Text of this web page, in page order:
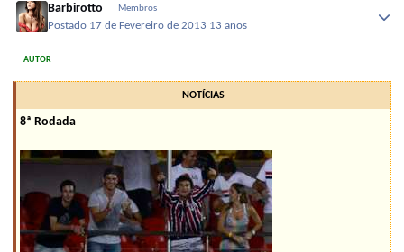
Barbirotto Membros
Postado 17 de Fevereiro de 2013 13 anos
AUTOR
NOTÍCIAS
8ª Rodada